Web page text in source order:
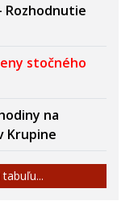
Rozhodnutie
stočného
na
Krupine